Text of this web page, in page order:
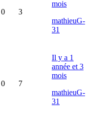
0 3
mois
mathieuG-
31
0 7
Il y a 1
année et 3
mois
mathieuG-
31